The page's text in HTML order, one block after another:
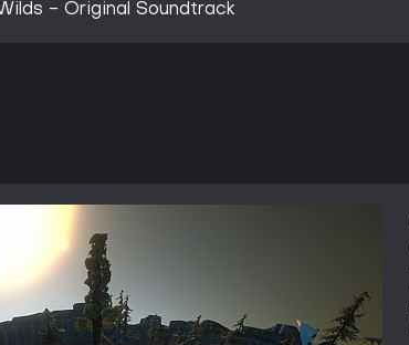
- Original Soundtrack